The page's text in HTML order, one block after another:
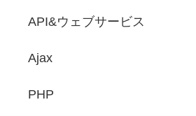
API&ウェブサービス
Ajax
PHP